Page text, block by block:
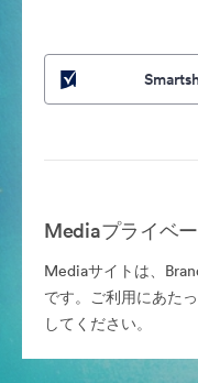
Mediaプライベ
Mediaサイトは、
です。ご利用にあた
してください。